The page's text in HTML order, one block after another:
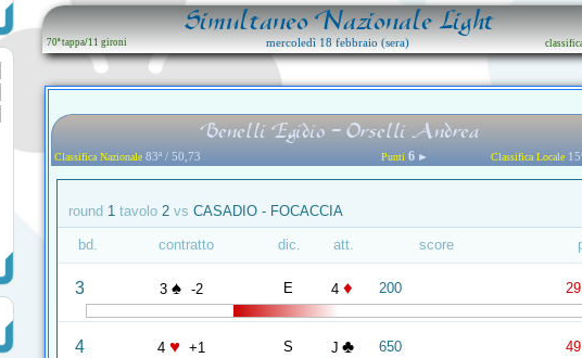
Simultaneo Nazionale Light
70ª tappa/11 gironi mercoledì 18 febbraio (sera)
Benelli Egidio - Orselli Andrea
Classifica Nazionale 83ª / 50,73 Punti 6 ► Classifica Locale
round 1 tavolo 2 vs CASADIO - FOCACCIA
bd. contratto dic. att. score
3 3 ♠ -2 E 4 ♦ 200
4 4 ♥ +1 S J ♣ 650